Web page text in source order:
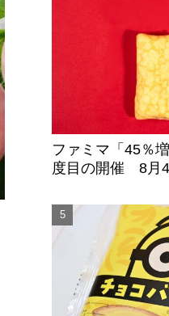
ファミマ「45％
度目の開催 8月